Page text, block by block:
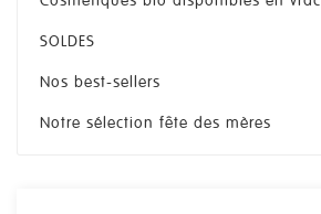
SOLDES
Nos best-sellers
Notre sélection fête des mères